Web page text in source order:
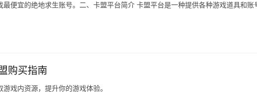
便宜的绝地求生账号。二、卡盟平台简介 卡盟平台是一种提供各种游戏道具和账
购买指南
戏内资源，提升你的游戏体验。